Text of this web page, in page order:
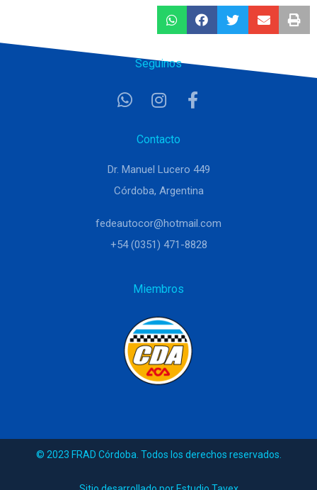
Seguinos
Contacto
Dr. Manuel Lucero 449
Córdoba, Argentina
fedeautocor@hotmail.com
+54 (0351) 471-8828
Miembros
© 2023 FRAD Córdoba. Todos los derechos reservados.